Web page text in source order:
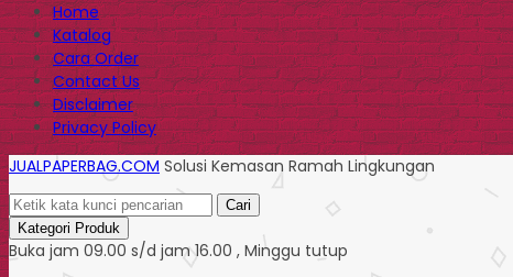
Home
Katalog
Cara Order
Contact Us
Disclaimer
Privacy Policy
JUALPAPERBAG.COM Solusi Kemasan Ramah Lingkungan
Cari
Kategori Produk
Buka jam 09.00 s/d jam 16.00 , Minggu tutup